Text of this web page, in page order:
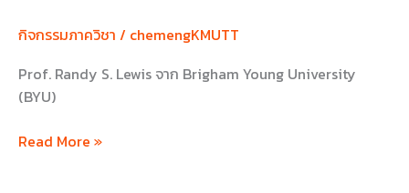
กิจกรรมภาควิชา / chemengKMUTT
Prof. Randy S. Lewis จาก Brigham Young University
(BYU)
Read More »